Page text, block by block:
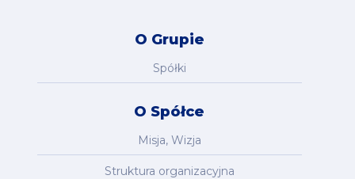
O Grupie
Spółki
O Spółce
Misja, Wizja
Struktura organizacyjna